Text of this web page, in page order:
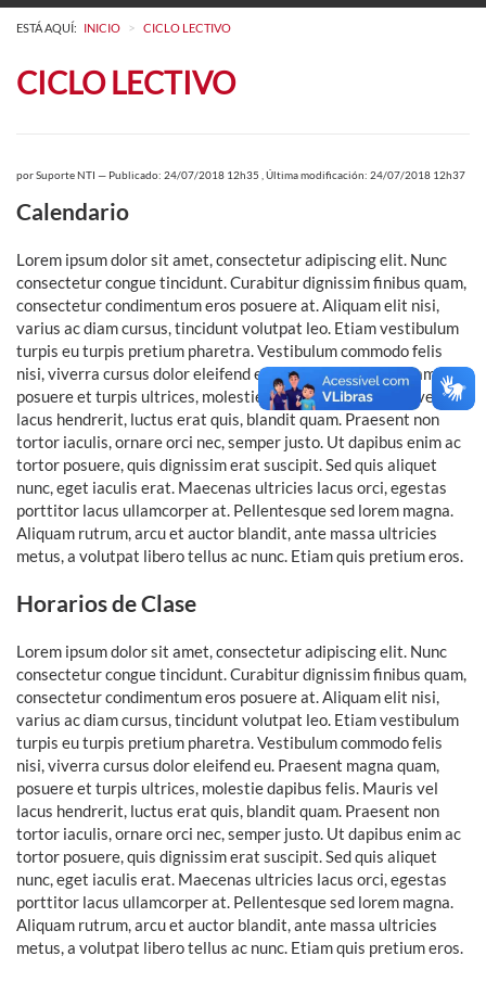
ESTÁ AQUÍ: INICIO > CICLO LECTIVO
CICLO LECTIVO
porSuporte NTI — Publicado: 24/07/2018 12h35 Última modificación: 24/07/2018 12h37
Calendario
Lorem ipsum dolor sit amet, consectetur adipiscing elit. Nunc
consectetur congue tincidunt. Curabitur dignissim finibus quam,
consectetur condimentum eros posuere at. Aliquam elit nisi,
varius ac diam cursus, tincidunt volutpat leo. Etiam vestibulum
turpis eu turpis pretium pharetra. Vestibulum commodo felis
nisi, viverra cursus dolor eleifend eu. Praesent magna quam,
posuere et turpis ultrices, molestie dapibus felis. Mauris vel
lacus hendrerit, luctus erat quis, blandit quam. Praesent non
tortor iaculis, ornare orci nec, semper justo. Ut dapibus enim ac
tortor posuere, quis dignissim erat suscipit. Sed quis aliquet
nunc, eget iaculis erat. Maecenas ultricies lacus orci, egestas
porttitor lacus ullamcorper at. Pellentesque sed lorem magna.
Aliquam rutrum, arcu et auctor blandit, ante massa ultricies
metus, a volutpat libero tellus ac nunc. Etiam quis pretium eros.
Horarios de Clase
Lorem ipsum dolor sit amet, consectetur adipiscing elit. Nunc
consectetur congue tincidunt. Curabitur dignissim finibus quam,
consectetur condimentum eros posuere at. Aliquam elit nisi,
varius ac diam cursus, tincidunt volutpat leo. Etiam vestibulum
turpis eu turpis pretium pharetra. Vestibulum commodo felis
nisi, viverra cursus dolor eleifend eu. Praesent magna quam,
posuere et turpis ultrices, molestie dapibus felis. Mauris vel
lacus hendrerit, luctus erat quis, blandit quam. Praesent non
tortor iaculis, ornare orci nec, semper justo. Ut dapibus enim ac
tortor posuere, quis dignissim erat suscipit. Sed quis aliquet
nunc, eget iaculis erat. Maecenas ultricies lacus orci, egestas
porttitor lacus ullamcorper at. Pellentesque sed lorem magna.
Aliquam rutrum, arcu et auctor blandit, ante massa ultricies
metus, a volutpat libero tellus ac nunc. Etiam quis pretium eros.